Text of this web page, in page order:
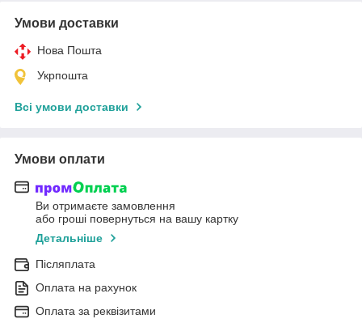
Умови доставки
Нова Пошта
Укрпошта
Всі умови доставки
Умови оплати
Ви отримаєте замовлення
або гроші повернуться на вашу картку
Детальніше
Післяплата
Оплата на рахунок
Оплата за реквізитами